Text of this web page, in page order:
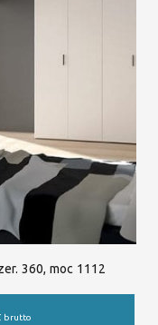
360, moc 1112
brutto